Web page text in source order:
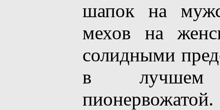
шапок на
мехов на
солидными
в лучшем
пионервожатой.